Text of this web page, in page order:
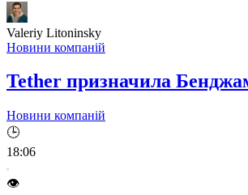
Valeriy Litoninsky
Новини компаній
Tether призначила
Новини компаній
🕒
18:06
👁️